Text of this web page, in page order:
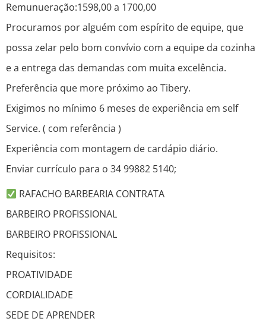
Remunueração:1598,00 a 1700,00
Procuramos por alguém com espírito de equipe, que
possa zelar pelo bom convívio com a equipe da cozinha
e a entrega das demandas com muita excelência.
Preferência que more próximo ao Tibery.
Exigimos no mínimo 6 meses de experiência em self
Service. ( com referência )
Experiência com montagem de cardápio diário.
Enviar currículo para o 34 99882 5140;
RAFACHO BARBEARIA CONTRATA
BARBEIRO PROFISSIONAL
BARBEIRO PROFISSIONAL
Requisitos:
PROATIVIDADE
CORDIALIDADE
SEDE DE APRENDER